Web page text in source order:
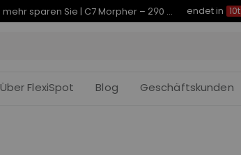
Je früher Sie kaufen, desto mehr sparen Sie | C7 Morpher – 290 € Rabatt endet in 10t
Über FlexiSpot Blog Geschäftskunden